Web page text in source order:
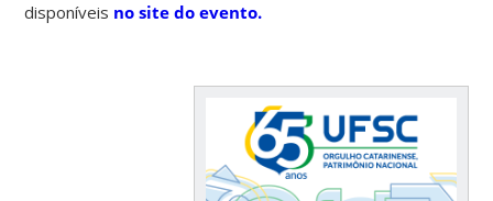
disponíveis no site do evento.